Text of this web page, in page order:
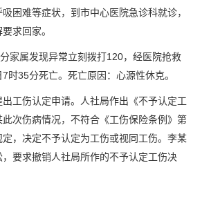
困难等症状，到市中心医院急诊科就诊，
求回家。
家属发现异常立刻拨打120，经医院抢救
时35分死亡。死亡原因：心源性休克。
工伤认定申请。人社局作出《不予认定工
次伤病情况，不符合《工伤保险条例》第
，决定不予认定为工伤或视同工伤。李某
要求撤销人社局所作的不予认定工伤决